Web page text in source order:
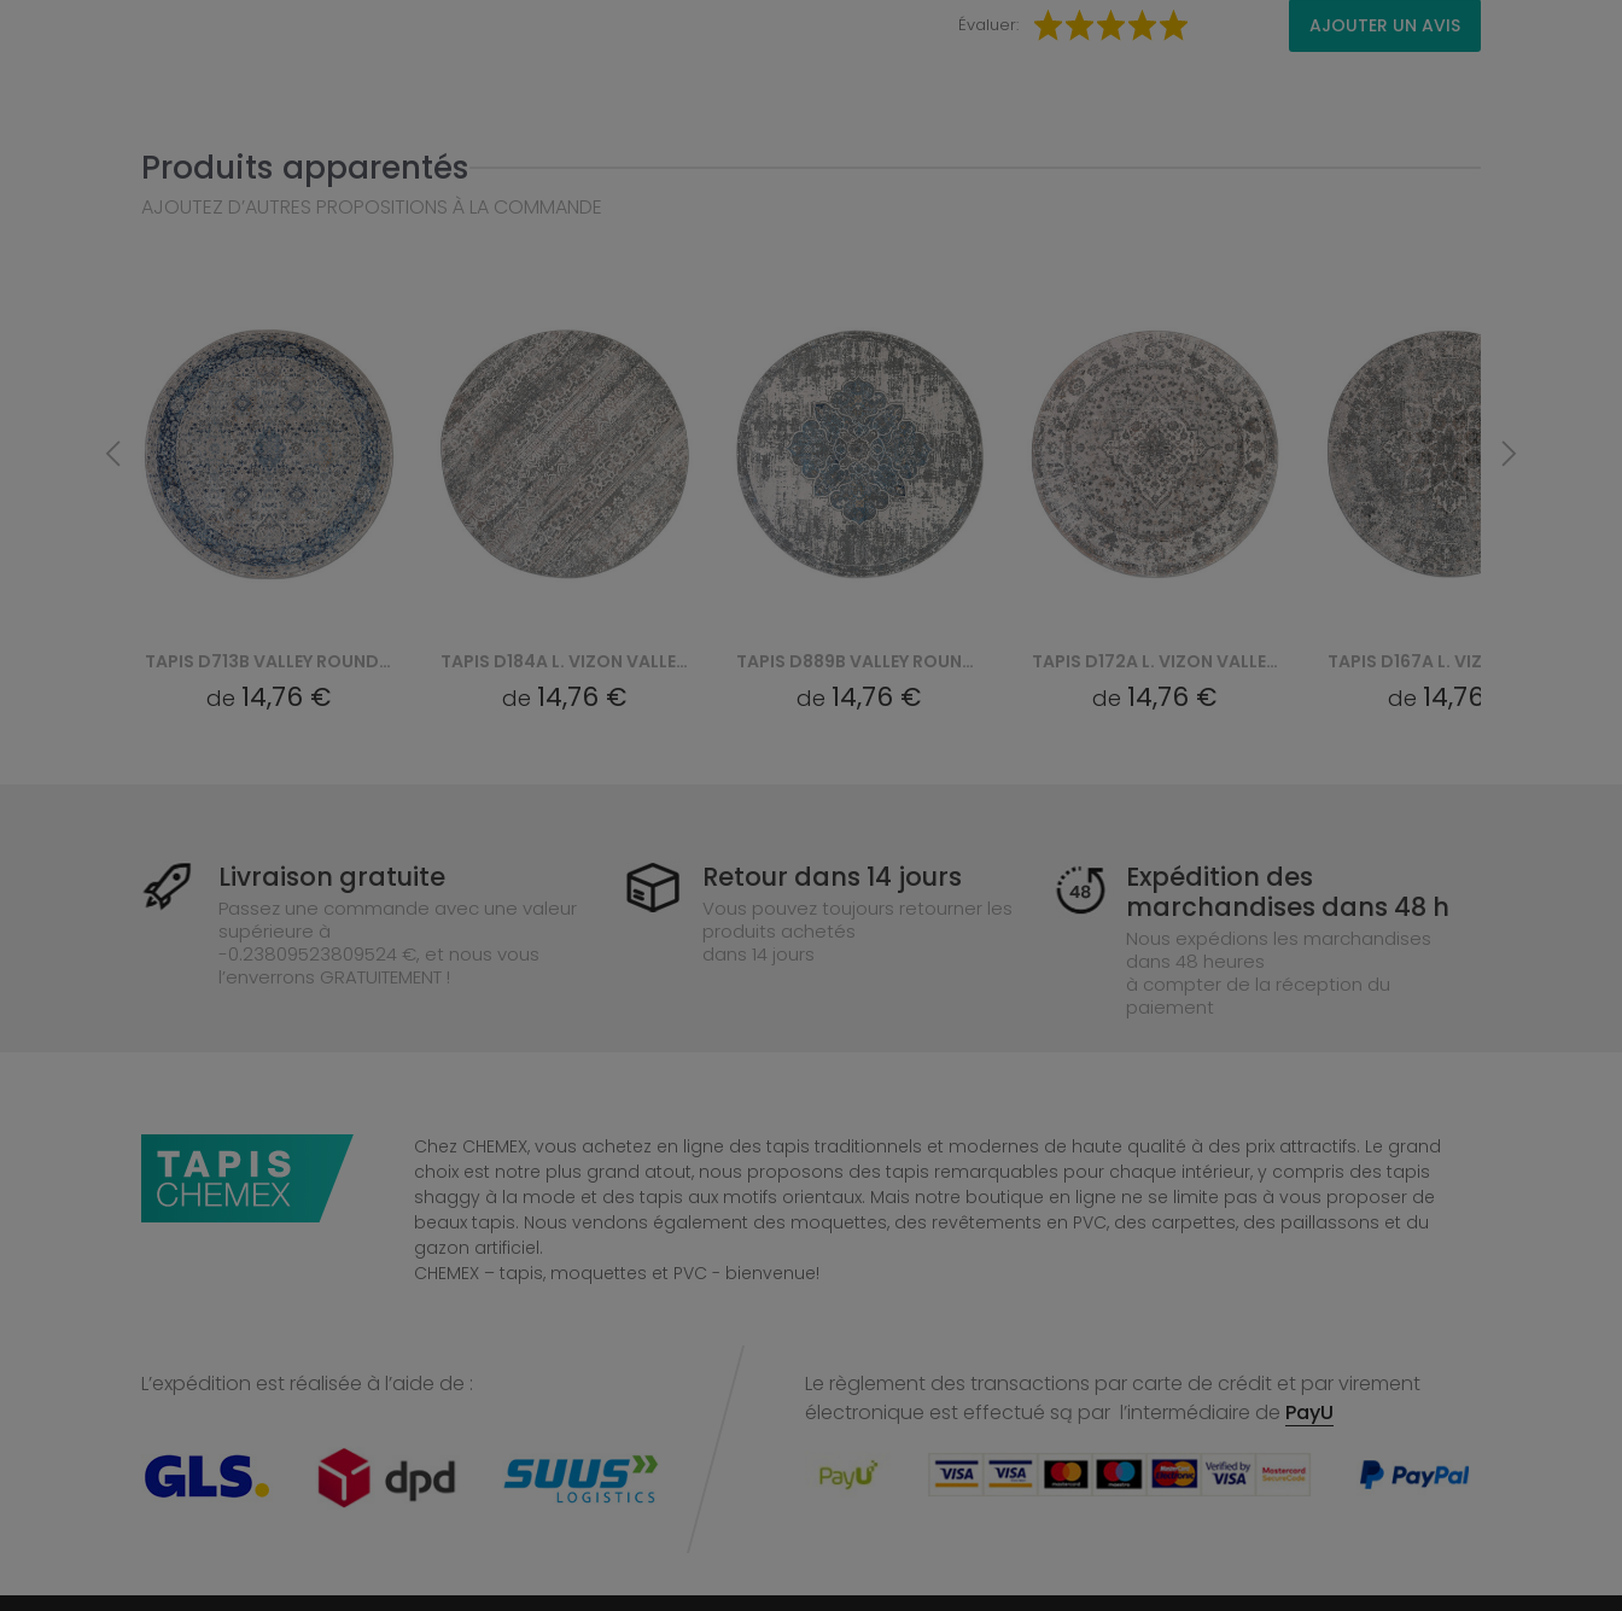
Évaluer: AJOUTER UN AVIS
Produits apparentés
AJOUTEZ D’AUTRES PROPOSITIONS À LA COMMANDE
TAPIS D184A L. VIZON VALLEY ROUND - SZARY
de 14,76 €
TAPIS D889B VALLEY ROUND - NIEBIESKI, BIAŁY
de 14,76 €
TAPIS D172A L. VIZON VALLEY ROUND - SZARY
de 14,76 €
TAPIS D167A L. VIZON VALLEY ROUND - SZARY
de 14,76 € de 14,76 €
Livraison gratuite
Passez une commande avec une valeur
supérieure à
-0.23809523809524 €, et nous vous
l’enverrons GRATUITEMENT !
Retour dans 14 jours
Vous pouvez toujours retourner les
produits achetés
dans 14 jours
Expédition des
marchandises dans 48 h
Nous expédions les marchandises
dans 48 heures
à compter de la réception du
paiement
Chez CHEMEX, vous achetez en ligne des tapis traditionnels et modernes de haute qualité à des prix attractifs. Le grand
choix est notre plus grand atout, nous proposons des tapis remarquables pour chaque intérieur, y compris des tapis
shaggy à la mode et des tapis aux motifs orientaux. Mais notre boutique en ligne ne se limite pas à vous proposer de
beaux tapis. Nous vendons également des moquettes, des revêtements en PVC, des carpettes, des paillassons et du
gazon artificiel.
CHEMEX – tapis, moquettes et PVC - bienvenue!
L’expédition est réalisée à l’aide de :
Le règlement des transactions par carte de crédit et par virement
électronique est effectué są par l’intermédiaire de PayU